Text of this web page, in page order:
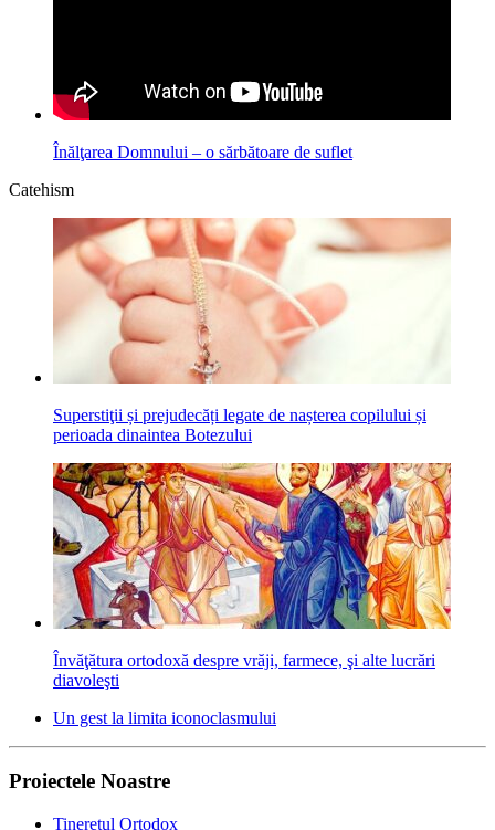
Înălţarea Domnului – o sărbătoare de suflet
Catehism
Superstiţii și prejudecăți legate de nașterea copilului și
perioada dinaintea Botezului
Învăţătura ortodoxă despre vrăji, farmece, şi alte lucrări
diavoleşti
Un gest la limita iconoclasmului
Proiectele Noastre
Tineretul Ortodox